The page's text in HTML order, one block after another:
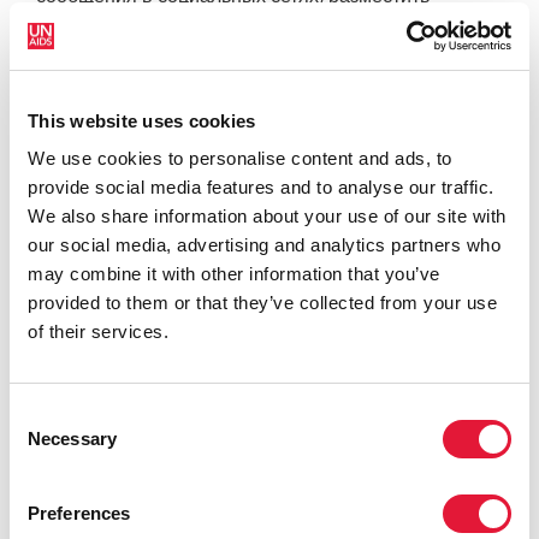
This website uses cookies
We use cookies to personalise content and ads, to
provide social media features and to analyse our traffic.
We also share information about your use of our site with
our social media, advertising and analytics partners who
may combine it with other information that you’ve
provided to them or that they’ve collected from your use
of their services.
Selection
Necessary
Preferences
сообщение с хештегом #Zerodiscrimination («Нет
дискриминации») хотя бы в одной из лент в соцсети
этот контент дискриминационным. На уровне
информационной кампании по ВИЧ в роли
инструкторов.
«Для новых поколений нужны новые методы.
Платформа REDXIR благодаря своему
ненавязчивому подходу, при котором учащиеся
напрямую взаимодействуют с целевыми группами
ВИЧ в медицинских учреждениях», — рассказывает
Парвин Казеруни, глава отдела по вопросам ВИЧ в
Министерства здравоохранения и медицинского